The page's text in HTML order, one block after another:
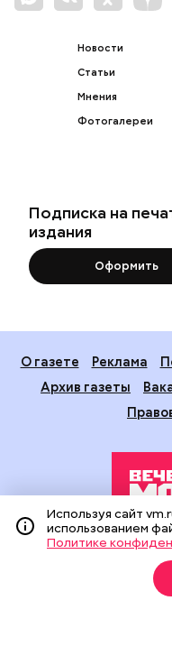
Новости
Статьи
Мнения
Фотогалереи
Подписка на
издания
Оформить
О газете Реклама
Архив газеты
Издание создано при
средств массовой
На сайте применяются
(информационные
Используя сайт
использованием
Политике